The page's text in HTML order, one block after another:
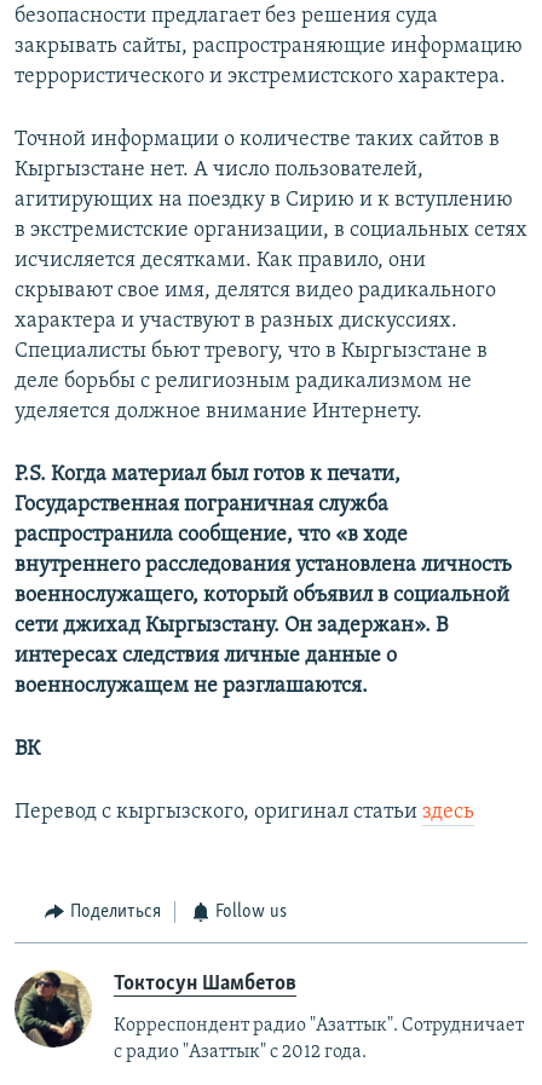
безопасности предлагает без решения суда
закрывать сайты, распространяющие информацию
террористического и экстремистского характера.
Точной информации о количестве таких сайтов в
Кыргызстане нет. А число пользователей,
агитирующих на поездку в Сирию и к вступлению
в экстремистские организации, в социальных сетях
исчисляется десятками. Как правило, они
скрывают свое имя, делятся видео радикального
характера и участвуют в разных дискуссиях.
Специалисты бьют тревогу, что в Кыргызстане в
деле борьбы с религиозным радикализмом не
уделяется должное внимание Интернету.
P.S. Когда материал был готов к печати,
Государственная пограничная служба
распространила сообщение, что «в ходе
внутреннего расследования установлена личность
военнослужащего, который объявил в социальной
сети джихад Кыргызстану. Он задержан». В
интересах следствия личные данные о
военнослужащем не разглашаются.
ВК
Перевод с кыргызского, оригинал статьи здесь
Поделиться Follow us
Токтосун Шамбетов
Корреспондент радио "Азаттык". Сотрудничает
с радио "Азаттык" с 2012 года.